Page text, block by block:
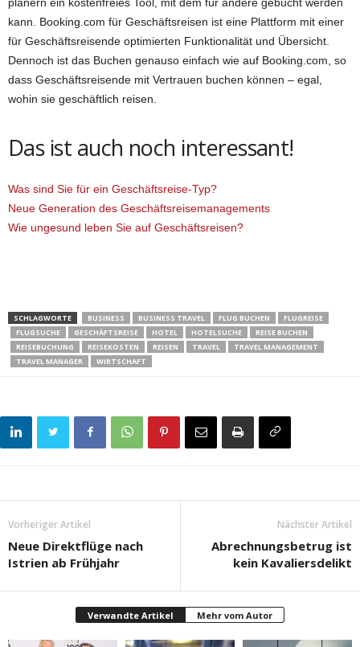
kann. Booking.com für Geschäftsreisen ist eine Plattform mit einer
für Geschäftsreisende optimierten Funktionalität und Übersicht.
Dennoch ist das Buchen genauso einfach wie auf Booking.com, so
dass Geschäftsreisende mit Vertrauen buchen können – egal,
wohin sie geschäftlich reisen.
Das ist auch noch interessant!
Was sind Sie für ein Geschäftsreise-Typ?
Neue Generation des Geschäftsreisemanagements
Wie ungesund leben Sie auf Geschäftsreisen?
SCHLAGWORTE BUSINESS BUSINESS TRAVEL FLUG BUCHEN
FLUGREISE
FLUGSUCHE
GESCHÄFTSREISE HOTEL HOTELSUCHE
REISE BUCHEN
REISEBUCHUNG
REISEKOSTEN REISEN TRAVEL
TRAVEL MANAGEMENT
TRAVEL MANAGER
WIRTSCHAFT
Vorheriger Artikel
Neue Direktflüge nach
Istrien ab Frühjahr
Nächster Artikel
Abrechnungsbetrug ist
kein Kavaliersdelikt
Verwandte Artikel Mehr vom Autor